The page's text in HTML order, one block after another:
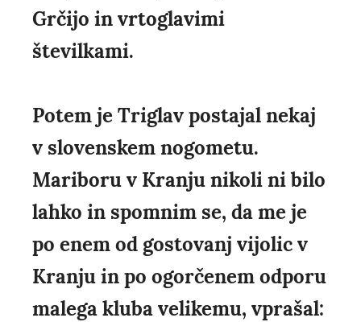
Grčijo in vrtoglavimi
številkami.
Potem je Triglav postajal nekaj
v slovenskem nogometu.
Mariboru v Kranju nikoli ni bilo
lahko in spomnim se, da me je
po enem od gostovanj vijolic v
Kranju in po ogorčenem odporu
malega kluba velikemu, vprašal: